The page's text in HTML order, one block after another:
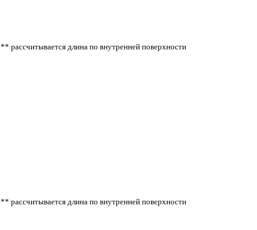
** рассчитывается длина по внутренней поверхности
** рассчитывается длина по внутренней поверхности